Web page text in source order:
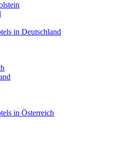
in Deutschland
in Österreich